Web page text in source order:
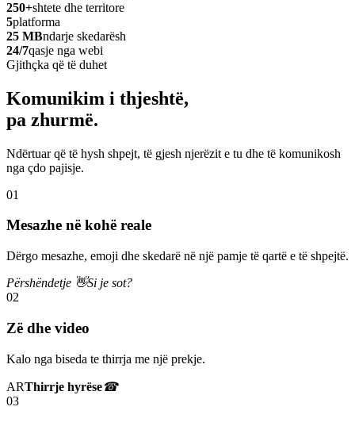
250+shtete dhe territore
5platforma
25 MBndarje skedarësh
24/7qasje nga webi
Gjithçka që të duhet
Komunikim i thjeshtë,
pa zhurmë.
Ndërtuar që të hysh shpejt, të gjesh njerëzit e tu dhe të komunikosh
nga çdo pajisje.
01
Mesazhe në kohë reale
Dërgo mesazhe, emoji dhe skedarë në një pamje të qartë e të shpejtë.
Përshëndetje 👋Si je sot?
02
Zë dhe video
Kalo nga biseda te thirrja me një prekje.
ARThirrje hyrëse☎
03